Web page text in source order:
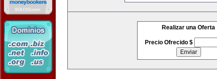
Realizar una Oferta
Precio Ofrecido $